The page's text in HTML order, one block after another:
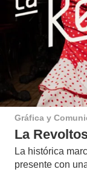
Gráfica y
La
La histórica
presente con